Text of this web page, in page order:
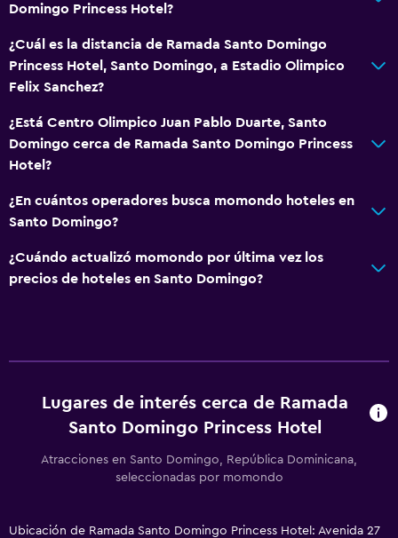
Domingo Princess Hotel?
¿Cuál es la distancia de Ramada Santo Domingo
Princess Hotel, Santo Domingo, a Estadio Olimpico
Felix Sanchez?
¿Está Centro Olimpico Juan Pablo Duarte, Santo
Domingo cerca de Ramada Santo Domingo Princess
Hotel?
¿En cuántos operadores busca momondo hoteles en
Santo Domingo?
¿Cuándo actualizó momondo por última vez los
precios de hoteles en Santo Domingo?
Lugares de interés cerca de Ramada
Santo Domingo Princess Hotel
Atracciones en Santo Domingo, República Dominicana,
seleccionadas por momondo
Ubicación de Ramada Santo Domingo Princess Hotel: Avenida 27